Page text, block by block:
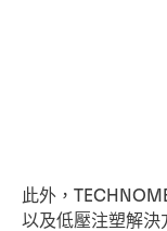
此外，
以及低壓注塑解決